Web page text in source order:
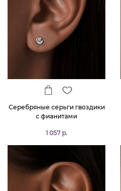
Серебряные серьги гвоздики
с фианитами
1 057 р.